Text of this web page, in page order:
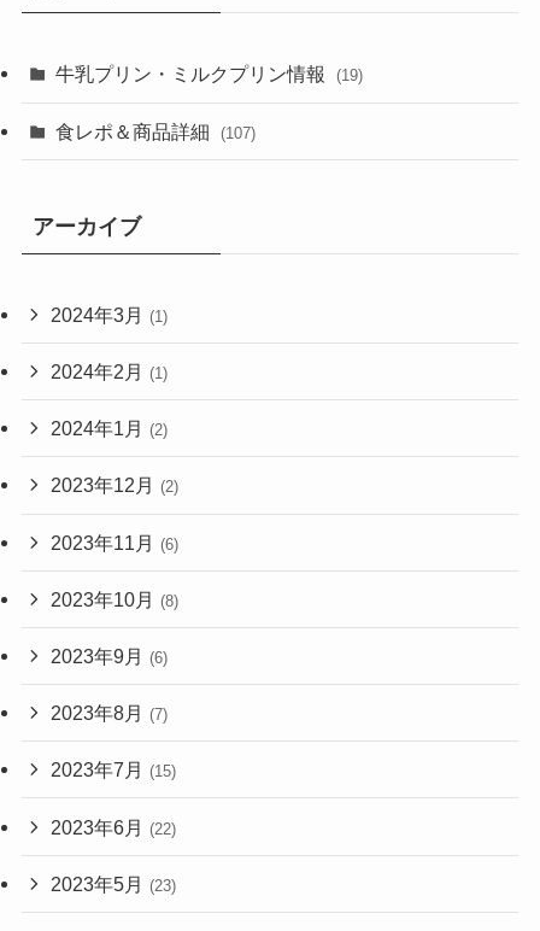
牛乳プリン・ミルクプリン情報 (19)
食レポ＆商品詳細 (107)
アーカイブ
2024年3月 (1)
2024年2月 (1)
2024年1月 (2)
2023年12月 (2)
2023年11月 (6)
2023年10月 (8)
2023年9月 (6)
2023年8月 (7)
2023年7月 (15)
2023年6月 (22)
2023年5月 (23)